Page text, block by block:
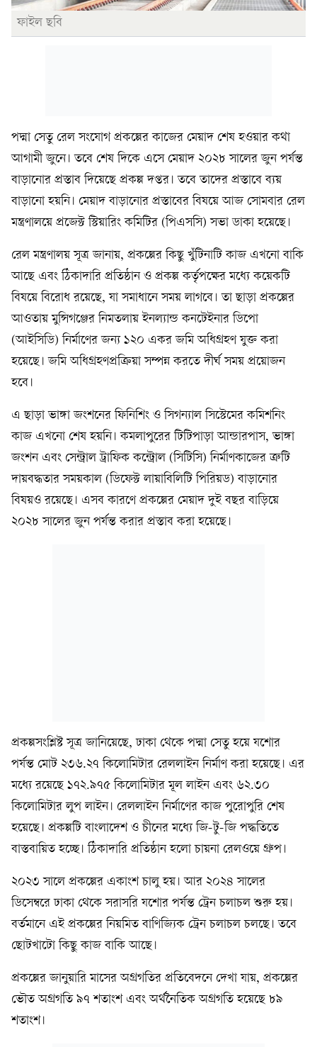
ফাইল ছবি
পদ্মা সেতু রেল সংযোগ প্রকল্পের কাজের মেয়াদ শেষ হওয়ার কথা
আগামী জুনে। তবে শেষ দিকে এসে মেয়াদ ২০২৮ সালের জুন পর্যন্ত
বাড়ানোর প্রস্তাব দিয়েছে প্রকল্প দপ্তর। তবে তাদের প্রস্তাবে ব্যয়
বাড়ানো হয়নি। মেয়াদ বাড়ানোর প্রস্তাবের বিষয়ে আজ সোমবার রেল
মন্ত্রণালয়ে প্রজেক্ট স্টিয়ারিং কমিটির (পিএসসি) সভা ডাকা হয়েছে।
রেল মন্ত্রণালয় সূত্র জানায়, প্রকল্পের কিছু খুঁটিনাটি কাজ এখনো বাকি
আছে এবং ঠিকাদারি প্রতিষ্ঠান ও প্রকল্প কর্তৃপক্ষের মধ্যে কয়েকটি
বিষয়ে বিরোধ রয়েছে, যা সমাধানে সময় লাগবে। তা ছাড়া প্রকল্পের
আওতায় মুন্সিগঞ্জের নিমতলায় ইনল্যান্ড কনটেইনার ডিপো
(আইসিডি) নির্মাণের জন্য ১২০ একর জমি অধিগ্রহণ যুক্ত করা
হয়েছে। জমি অধিগ্রহণপ্রক্রিয়া সম্পন্ন করতে দীর্ঘ সময় প্রয়োজন
হবে।
এ ছাড়া ভাঙ্গা জংশনের ফিনিশিং ও সিগন্যাল সিস্টেমের কমিশনিং
কাজ এখনো শেষ হয়নি। কমলাপুরের টিটিপাড়া আন্ডারপাস, ভাঙ্গা
জংশন এবং সেন্ট্রাল ট্রাফিক কন্ট্রোল (সিটিসি) নির্মাণকাজের ত্রুটি
দায়বদ্ধতার সময়কাল (ডিফেক্ট লায়াবিলিটি পিরিয়ড) বাড়ানোর
বিষয়ও রয়েছে। এসব কারণে প্রকল্পের মেয়াদ দুই বছর বাড়িয়ে
২০২৮ সালের জুন পর্যন্ত করার প্রস্তাব করা হয়েছে।
প্রকল্পসংশ্লিষ্ট সূত্র জানিয়েছে, ঢাকা থেকে পদ্মা সেতু হয়ে যশোর
পর্যন্ত মোট ২৩৬.২৭ কিলোমিটার রেললাইন নির্মাণ করা হয়েছে। এর
মধ্যে রয়েছে ১৭২.৯৭৫ কিলোমিটার মূল লাইন এবং ৬২.৩০
কিলোমিটার লুপ লাইন। রেললাইন নির্মাণের কাজ পুরোপুরি শেষ
হয়েছে। প্রকল্পটি বাংলাদেশ ও চীনের মধ্যে জি-টু-জি পদ্ধতিতে
বাস্তবায়িত হচ্ছে। ঠিকাদারি প্রতিষ্ঠান হলো চায়না রেলওয়ে গ্রুপ।
২০২৩ সালে প্রকল্পের একাংশ চালু হয়। আর ২০২৪ সালের
ডিসেম্বরে ঢাকা থেকে সরাসরি যশোর পর্যন্ত ট্রেন চলাচল শুরু হয়।
বর্তমানে এই প্রকল্পের নিয়মিত বাণিজ্যিক ট্রেন চলাচল চলছে। তবে
ছোটখাটো কিছু কাজ বাকি আছে।
প্রকল্পের জানুয়ারি মাসের অগ্রগতির প্রতিবেদনে দেখা যায়, প্রকল্পের
ভৌত অগ্রগতি ৯৭ শতাংশ এবং অর্থনৈতিক অগ্রগতি হয়েছে ৮৯
শতাংশ।